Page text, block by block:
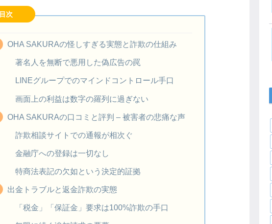
目次
OHA SAKURAの怪しすぎる実態と詐欺の仕組み
著名人を無断で悪用した偽広告の罠
LINEグループでのマインドコントロール手口
画面上の利益は数字の羅列に過ぎない
OHA SAKURAの口コミと評判 – 被害者の悲痛な声
詐欺相談サイトでの通報が相次ぐ
金融庁への登録は一切なし
特商法表記の欠如という決定的証拠
出金トラブルと返金詐欺の実態
「税金」「保証金」要求は100%詐欺の手口